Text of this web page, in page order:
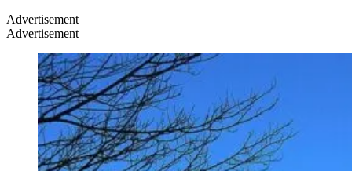
Advertisement
Advertisement